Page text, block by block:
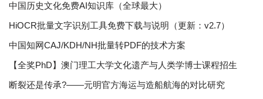
中国历史文化免费AI知识库（全球最大）
HiOCR批量文字识别工具免费下载与说明（更新：v2.7）
中国知网CAJ/KDH/NH批量转PDF的技术方案
【全奖PhD】澳门理工大学文化遗产与人类学博士课程招生
断裂还是传承?——元明官方海运与造船航海的对比研究